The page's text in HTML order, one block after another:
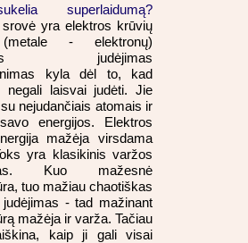
superlaidumą?
srovė yra elektros krūvių
- elektronų)
judėjimas
kyla dėl to, kad
negali laisvai judėti. Jie
nejudančiais atomais ir
energijos. Elektros
mažėja virsdama
yra klasikinis varžos
Kuo mažesnė
tuo mažiau chaotiškas
judėjimas - tad mažinant
mažėja ir varža. Tačiau
kaip ji gali visai